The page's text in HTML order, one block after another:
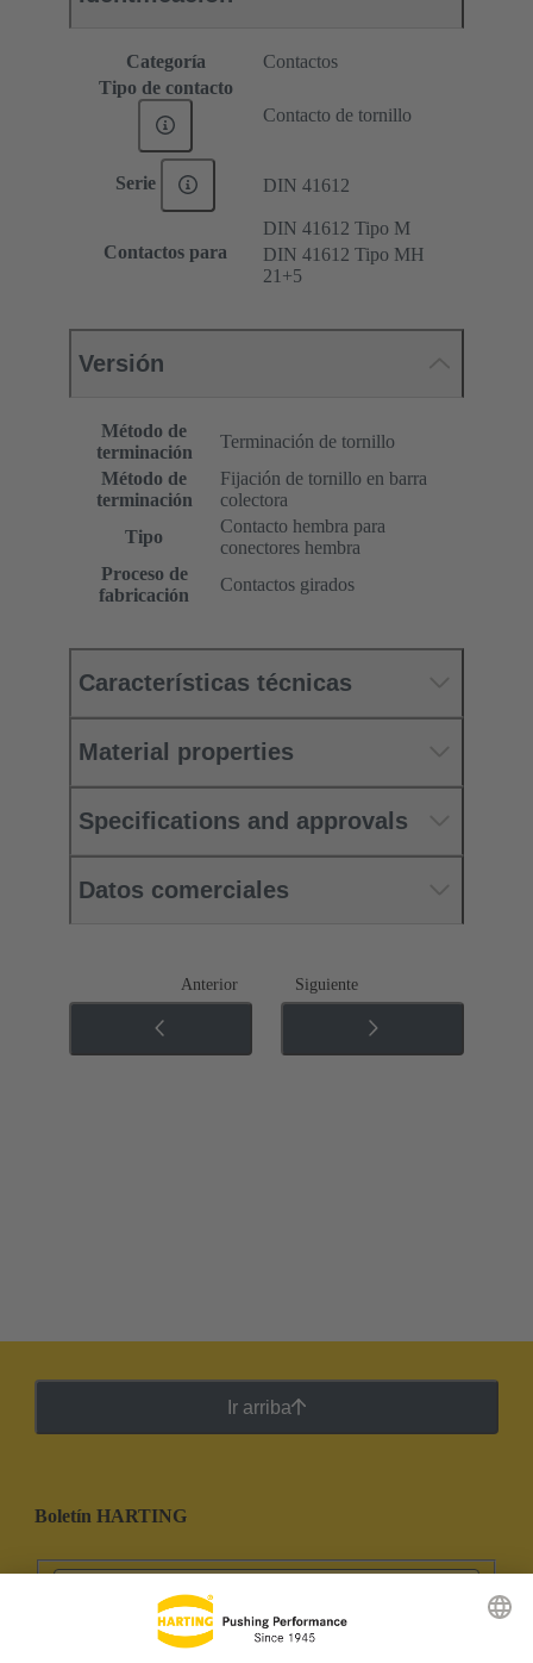
Categoría
Contactos
Tipo de contacto
Contacto de tornillo
Serie DIN 41612
Contactos para
DIN 41612 Tipo M
DIN 41612 Tipo MH
21+5
Versión
Método de
terminación
Terminación de tornillo
Método de
terminación
Fijación de tornillo en barra
colectora
Tipo
Contacto hembra para
conectores hembra
Proceso de
fabricación
Contactos girados
Características técnicas
Material properties
Specifications and approvals
Datos comerciales
Anterior Siguiente
Ir arriba
Boletín HARTING
Ir al registro